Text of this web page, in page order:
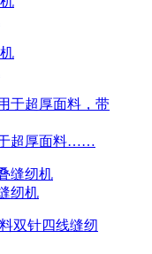
于超厚面料……
纫机